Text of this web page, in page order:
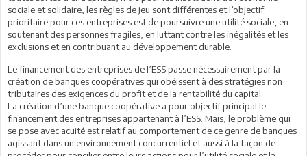
sociale et solidaire, les règles de jeu sont différentes et l’objectif
prioritaire pour ces entreprises est de poursuivre une utilité sociale, en
soutenant des personnes fragiles, en luttant contre les inégalités et les
exclusions et en contribuant au développement durable.
Le financement des entreprises de l’ESS passe nécessairement par la
création de banques coopératives qui obéissent à des stratégies non
tributaires des exigences du profit et de la rentabilité du capital.
La création d’une banque coopérative a pour objectif principal le
financement des entreprises appartenant à l’ESS. Mais, le problème qui
se pose avec acuité est relatif au comportement de ce genre de banques
agissant dans un environnement concurrentiel et aussi à la façon de